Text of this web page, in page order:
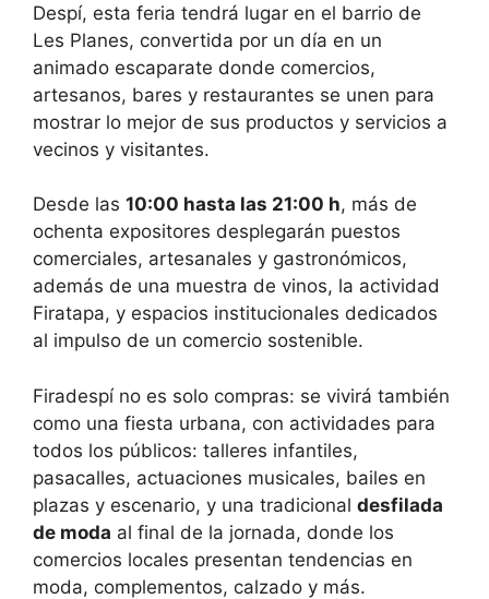
Despí, esta feria tendrá lugar en el barrio de
Les Planes, convertida por un día en un
animado escaparate donde comercios,
artesanos, bares y restaurantes se unen para
mostrar lo mejor de sus productos y servicios a
vecinos y visitantes.
Desde las 10:00 hasta las 21:00 h, más de
ochenta expositores desplegarán puestos
comerciales, artesanales y gastronómicos,
además de una muestra de vinos, la actividad
Firatapa, y espacios institucionales dedicados
al impulso de un comercio sostenible.
Firadespí no es solo compras: se vivirá también
como una fiesta urbana, con actividades para
todos los públicos: talleres infantiles,
pasacalles, actuaciones musicales, bailes en
plazas y escenario, y una tradicional desfilada
de moda al final de la jornada, donde los
comercios locales presentan tendencias en
moda, complementos, calzado y más.